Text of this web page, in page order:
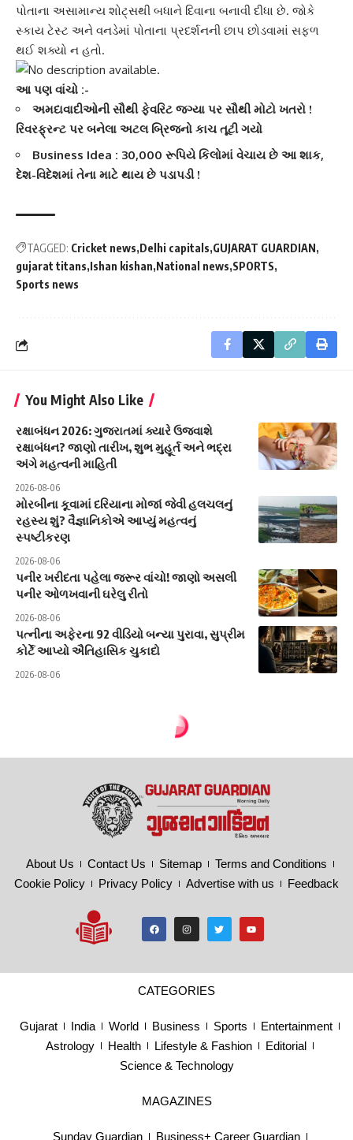
પોતાના અસામાન્ય શોટ્સથી બધાને દિવાના બનાવી દીધા છે. જોકે
સ્કાય ટેસ્ટ અને વનડેમાં પોતાના પ્રદર્શનની છાપ છોડવામાં સફળ
થઈ શક્યો ન હતો.
આ પણ વાંચો :-
અમદાવાદીઓની સૌથી ફેવરિટ જગ્યા પર સૌથી મોટો ખતરો !
રિવરફ્રન્ટ પર બનેલા અટલ બ્રિજનો કાચ તૂટી ગયો
Business Idea : 30,000 રૂપિયે કિલોમાં વેચાય છે આ શાક,
દેશ-વિદેશમાં તેના માટે થાય છે પડાપડી !
TAGGED: Cricket news Delhi capitals GUJARAT GUARDIAN
gujarat titans Ishan kishan National news SPORTS
Sports news
You Might Also Like
રક્ષાબંધન 2026: ગુજરાતમાં ક્યારે ઉજવાશે
રક્ષાબંધન? જાણો તારીખ, શુભ મુહૂર્ત અને ભદ્રા
અંગે મહત્વની માહિતી
2026-08-06
મોરબીના કૂવામાં દરિયાના મોજાં જેવી હલચલનું
રહસ્ય શું? વૈજ્ઞાનિકોએ આપ્યું મહત્વનું
સ્પષ્ટીકરણ
2026-08-06
પનીર ખરીદતા પહેલા જરૂર વાંચો! જાણો અસલી
પનીર ઓળખવાની ઘરેલુ રીતો
2026-08-06
પત્નીના અફેરના 92 વીડિયો બન્યા પુરાવા, સુપ્રીમ
કોર્ટે આપ્યો ઐતિહાસિક ચુકાદો
2026-08-06
About Us Contact Us Sitemap
Terms and Conditions
Cookie Policy
Privacy Policy Advertise with us Feedback
CATEGORIES
Gujarat India World Business Sports
Entertainment
Astrology
Health Lifestyle & Fashion
Editorial
Science & Technology
MAGAZINES
Sunday Guardian Business+ Career Guardian